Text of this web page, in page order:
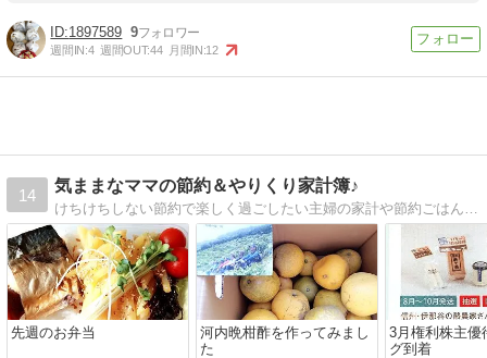
1897589 9
週間IN:4 週間OUT:44 月間IN:12
14
気ままなママの節約＆やりくり家計簿♪
先週のお弁当
河内晩柑酢を作ってみまし
た
3月権利株主優
グ到着